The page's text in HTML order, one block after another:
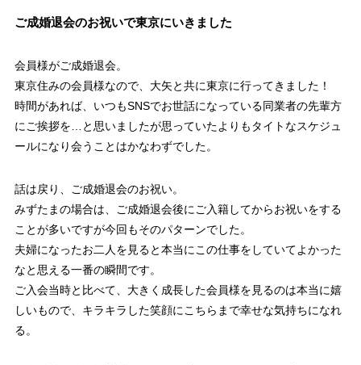
ご成婚退会のお祝いで東京にいきました
会員様がご成婚退会。
東京住みの会員様なので、大矢と共に東京に行ってきました！
時間があれば、いつもSNSでお世話になっている同業者の先輩方
にご挨拶を…と思いましたが思っていたよりもタイトなスケジュ
ールになり会うことはかなわずでした。
話は戻り、ご成婚退会のお祝い。
みずたまの場合は、ご成婚退会後にご入籍してからお祝いをする
ことが多いですが今回もそのパターンでした。
夫婦になったお二人を見ると本当にこの仕事をしていてよかった
なと思える一番の瞬間です。
ご入会当時と比べて、大きく成長した会員様を見るのは本当に嬉
しいもので、キラキラした笑顔にこちらまで幸せな気持ちになれ
る。